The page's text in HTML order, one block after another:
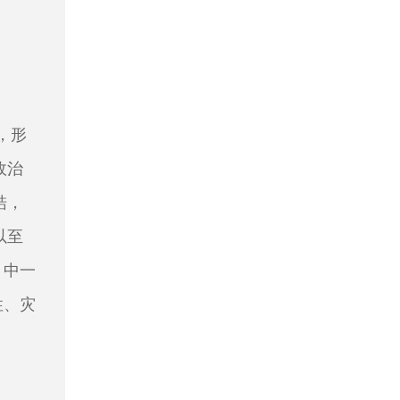
形
治
至
一
灾